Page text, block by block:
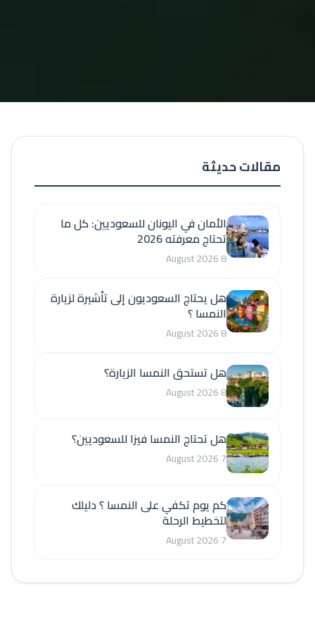
مقالات حديثة
الأمان في اليونان للسعوديين: كل ما
تحتاج معرفته 2026
8 August 2026
هل يحتاج السعوديون إلى تأشيرة لزيارة
النمسا ؟
8 August 2026
هل تستحق النمسا الزيارة؟
8 August 2026
هل تحتاج النمسا فيزا للسعوديين؟
7 August 2026
كم يوم تكفي على النمسا ؟ دليلك
لتخطيط الرحلة
7 August 2026